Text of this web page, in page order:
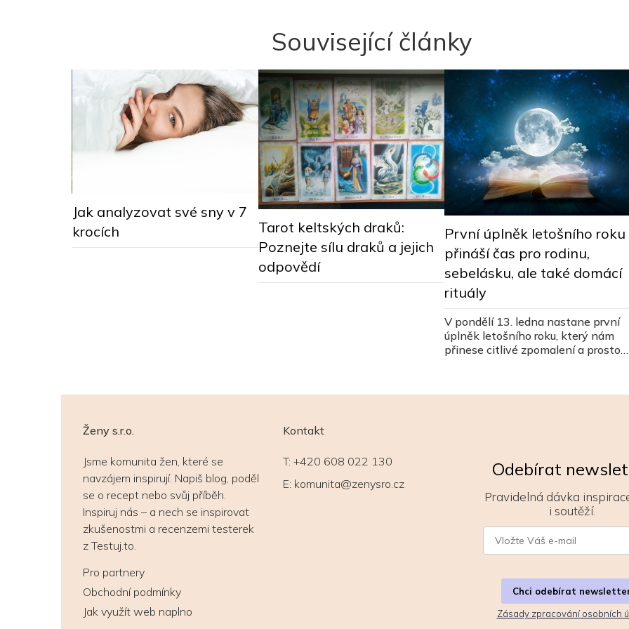
Související články
Jak analyzovat své sny v 7
krocích
Tarot keltských draků:
Poznejte sílu draků a jejich
odpovědí
První úplněk letošního roku
přináší čas pro rodinu,
sebelásku, ale také domácí
rituály
V pondělí 13. ledna nastane první
úplněk letošního roku, který nám
přinese citlivé zpomalení a prostor
Ženy s.r.o.
Jsme komunita žen, které se
navzájem inspirují. Napiš blog, poděl
se o recept nebo svůj příběh.
Inspiruj nás – a nech se inspirovat
zkušenostmi a recenzemi testerek
z Testuj.to.
Pro partnery
Obchodní podmínky
Jak využít web naplno
Kontakt
T: +420 608 022 130
E: komunita@zenysro.cz
Odebírat
Pravidelná dávka
i soutěží.
Chci odebírat
Zásady zpracování osobních